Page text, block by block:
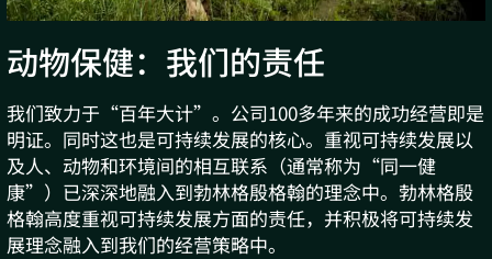
动物保健：我们的责任
我们致力于“百年大计”。公司100多年来的成功经营即是
明证。同时这也是可持续发展的核心。重视可持续发展以
及人、动物和环境间的相互联系（通常称为“同一健
康”）已深深地融入到勃林格殷格翰的理念中。勃林格殷
格翰高度重视可持续发展方面的责任，并积极将可持续发
展理念融入到我们的经营策略中。